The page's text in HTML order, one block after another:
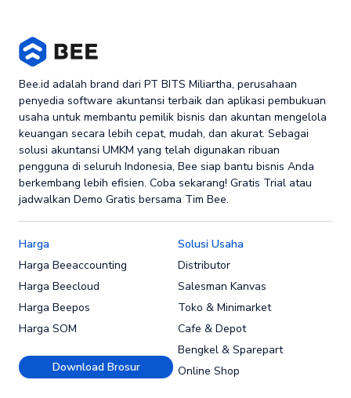
Bee.id adalah brand dari PT BITS Miliartha, perusahaan
penyedia software akuntansi terbaik dan aplikasi pembukuan
usaha untuk membantu pemilik bisnis dan akuntan mengelola
keuangan secara lebih cepat, mudah, dan akurat. Sebagai
solusi akuntansi UMKM yang telah digunakan ribuan
pengguna di seluruh Indonesia, Bee siap bantu bisnis Anda
berkembang lebih efisien. Coba sekarang! Gratis Trial atau
jadwalkan Demo Gratis bersama Tim Bee.
Harga
Harga Beeaccounting
Harga Beecloud
Harga Beepos
Harga SOM
Download Brosur
Solusi Usaha
Distributor
Salesman Kanvas
Toko & Minimarket
Cafe & Depot
Bengkel & Sparepart
Online Shop